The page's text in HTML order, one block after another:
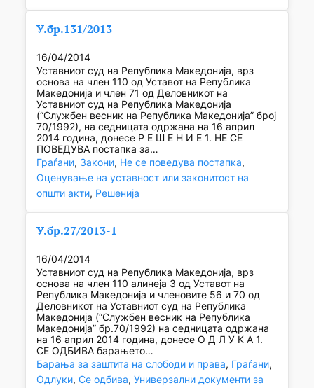
У.бр.131/2013
16/04/2014
Уставниот суд на Република Македонија, врз
основа на член 110 од Уставот на Република
Македонија и член 71 од Деловникот на
Уставниот суд на Република Македонија
(“Службен весник на Република Македонија” број
70/1992), на седницата одржана на 16 април
2014 година, донесе Р Е Ш Е Н И Е 1. НЕ СЕ
ПОВЕДУВА постапка за…
Граѓани, Закони, Не се поведува постапка
Оценување на уставност или законитост на
општи акти, Решенија
У.бр.27/2013-1
16/04/2014
Уставниот суд на Република Македонија, врз
основа на член 110 алинеја 3 од Уставот на
Република Македонија и членовите 56 и 70 од
Деловникот на Уставниот суд на Република
Македонија (“Службен весник на Република
Македонија” бр.70/1992) на седницата одржана
на 16 април 2014 година, донесе О Д Л У К А 1.
СЕ ОДБИВА барањето…
Барања за заштита на слободи и права, Граѓани
Одлуки, Се одбива, Универзални документи за